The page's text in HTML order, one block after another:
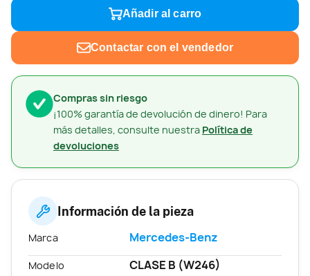
Compras sin riesgo
¡100% garantía de devolución de dinero! Para
más detalles, consulte nuestra Política de
devoluciones
Añadir al carro
Contactar con el vendedor
Información de la pieza
Marca Mercedes-Benz
Modelo CLASE B (W246)